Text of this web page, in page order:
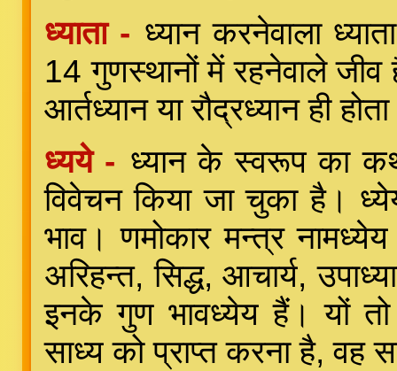
ध्याता - ध्यान करनेवाला
14 गुणस्थानों में रहनेवाले
आर्तध्यान या रौद्रध्यान ही
ध्यये - ध्यान के स्वरूप का
विवेचन किया जा चुका है।
भाव। णमोकार मन्त्र नामध्येय
अरिहन्त, सिद्ध, आचार्य,
इनके गुण भावध्येय हैं। यों तो
साध्य को प्राप्त करना है, वह